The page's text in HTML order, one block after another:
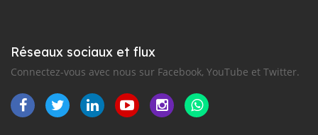
Réseaux sociaux et flux
Connectez-vous avec nous sur Facebook, YouTube et Twitter.